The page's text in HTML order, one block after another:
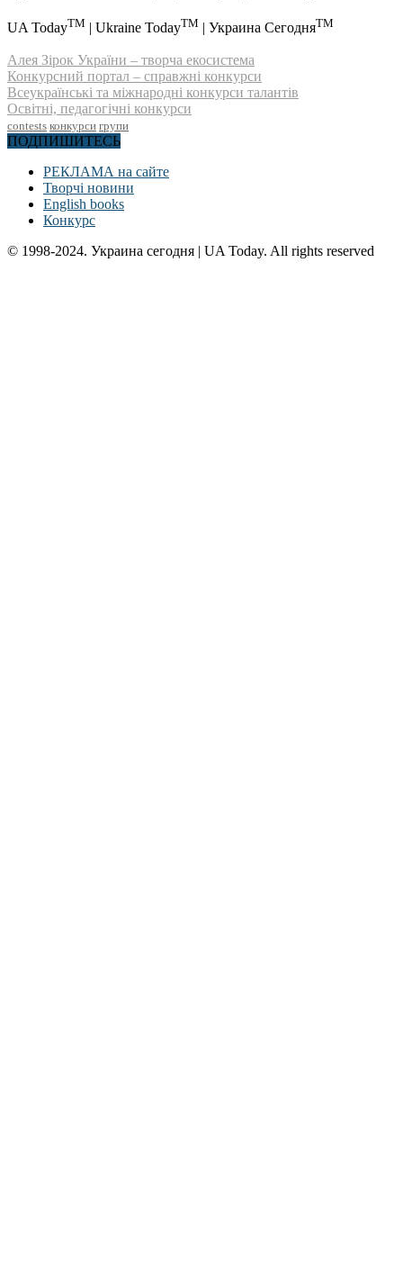
UA TodayTM | Ukraine TodayTM | Украина СегодняTM
Алея Зірок України – творча екосистема
Конкурсний портал – справжні конкурси
Всеукраїнські та міжнародні конкурси талантів
Освітні, педагогічні конкурси
contests конкурси групи
ПОДПИШИТЕСЬ
РЕКЛАМА на сайте
Творчі новини
English books
Конкурс
© 1998-2024. Украина сегодня | UA Today. All rights reserved